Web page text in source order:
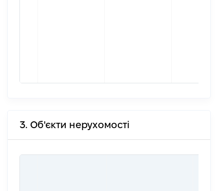
3. Об'єкти нерухомості